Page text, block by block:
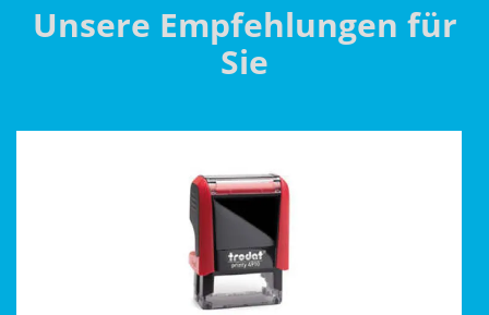
Unsere Empfehlungen für
Sie